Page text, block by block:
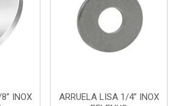
INOX
ARRUELA LISA 1/4” INOX